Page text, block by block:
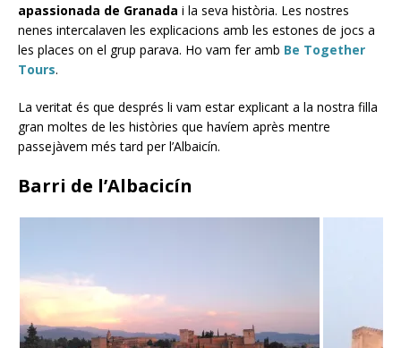
apassionada de Granada i la seva història. Les nostres
nenes intercalaven les explicacions amb les estones de jocs a
les places on el grup parava. Ho vam fer amb Be Together
Tours.
La veritat és que després li vam estar explicant a la nostra filla
gran moltes de les històries que havíem après mentre
passejàvem més tard per l’Albaicín.
Barri de l’Albacicín